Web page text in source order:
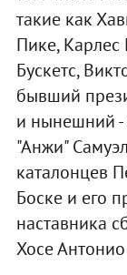
такие как
Пике, Карлес
Бускетс,
бывший
и нынешний -
"Анжи"
каталонцев
Боске и его
наставника
Хосе